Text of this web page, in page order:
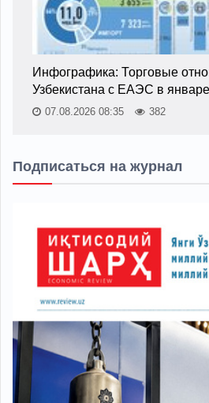
Инфографика: Торговые
Узбекистана с ЕАЭС в
07.08.2026 08:35 382
Подписаться на журнал